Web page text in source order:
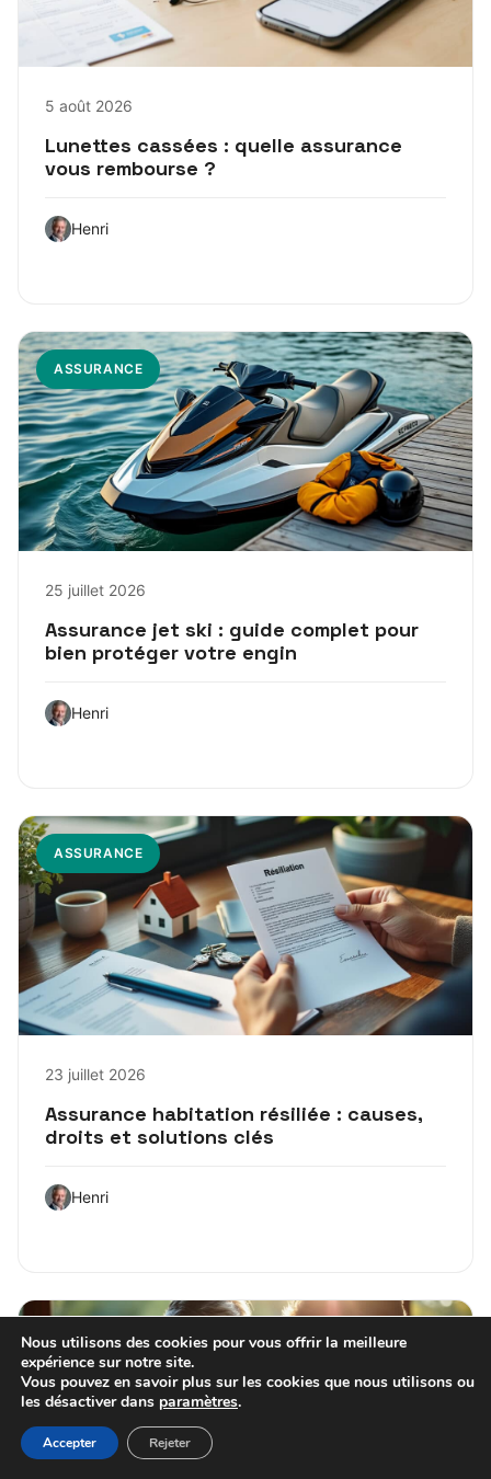
5 août 2026
Lunettes cassées : quelle assurance
vous rembourse ?
Henri
ASSURANCE
25 juillet 2026
Assurance jet ski : guide complet pour
bien protéger votre engin
Henri
ASSURANCE
23 juillet 2026
Assurance habitation résiliée : causes,
droits et solutions clés
Henri
ASSURANCE
Nous utilisons des cookies pour vous offrir la meilleure
expérience sur notre site.
Vous pouvez en savoir plus sur les cookies que nous utilisons ou
les désactiver dans paramètres.
Accepter Rejeter